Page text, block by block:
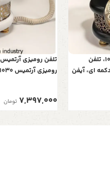
تلفن رومیزی آرتمیس مدل 1030، تلفن
ای، آیفن
7,397,000 تومان